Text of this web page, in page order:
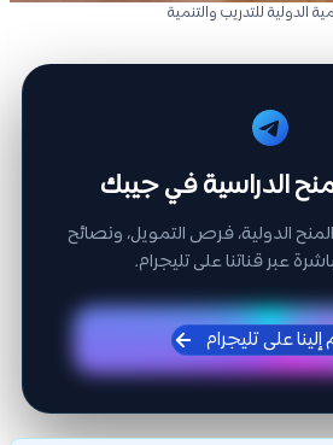
الدولية للتدريب والتنمية
الدراسية في جيبك
الدولية، فرص التمويل، ونصائح
عبر قناتنا على تليجرام.
على تليجرام